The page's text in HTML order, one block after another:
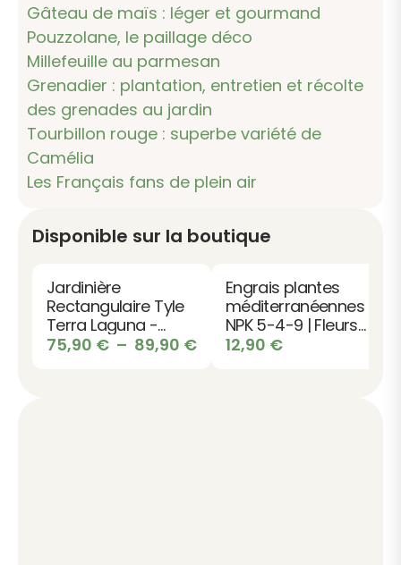
Gâteau de maïs : léger et gourmand
Pouzzolane, le paillage déco
Millefeuille au parmesan
Grenadier : plantation, entretien et récolte
des grenades au jardin
Tourbillon rouge : superbe variété de
Camélia
Les Français fans de plein air
Disponible sur la boutique
Jardinière
Rectangulaire Tyle
Terra Laguna -
Design pour
75,90 € – 89,90 €Plage
Engrais plantes
méditerranéennes
NPK 5-4-9 | Fleurs
du soleil
12,90 €